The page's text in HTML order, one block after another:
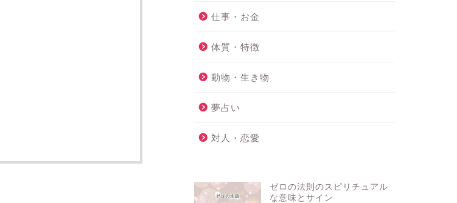
仕事・お金
体質・特徴
動物・生き物
夢占い
対人・恋愛
ゼロの法則のスピリチュアル
な意味とサイン